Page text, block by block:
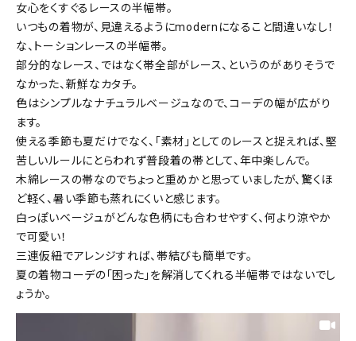
女心をくすぐるレースの半幅帯。
いつもの着物が、見違えるようにmodernになること間違いなし！
な、トーションレースの半幅帯。
部分的なレース、ではなく帯全部がレース、というのがありそうで
なかった、新鮮なカタチ。
色はシンプルなナチュラルベージュなので、コーデの幅が広がり
ます。
使える季節も夏だけでなく、「素材」としてのレースと捉えれば、堅
苦しいルールにとらわれず普段着の帯として、年中楽しんで。
木綿レースの帯なのでちょっと重めかと思っていましたが、驚くほ
ど軽く、暑い季節も蒸れにくいと感じます。
白っぽいベージュがどんな色柄にも合わせやすく、何より涼やか
で可愛い！
三連仮紐でアレンジすれば、帯結びも簡単です。
夏の着物コーデの「困った」を解消してくれる半幅帯ではないでし
ょうか。